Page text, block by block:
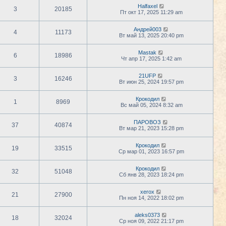
3 20185
Halfaxel
Пт окт 17, 2025 11:29 am
4 11173
Андрей003
Вт май 13, 2025 20:40 pm
6 18986
Mastak
Чт апр 17, 2025 1:42 am
3 16246
21UFP
Вт июн 25, 2024 19:57 pm
1 8969
Крокодил
Вс май 05, 2024 8:32 am
37 40874
ПАРОВОЗ
Вт мар 21, 2023 15:28 pm
19 33515
Крокодил
Ср мар 01, 2023 16:57 pm
32 51048
Крокодил
Сб янв 28, 2023 18:24 pm
21 27900
xerox
Пн ноя 14, 2022 18:02 pm
18 32024
aleks0373
Ср ноя 09, 2022 21:17 pm